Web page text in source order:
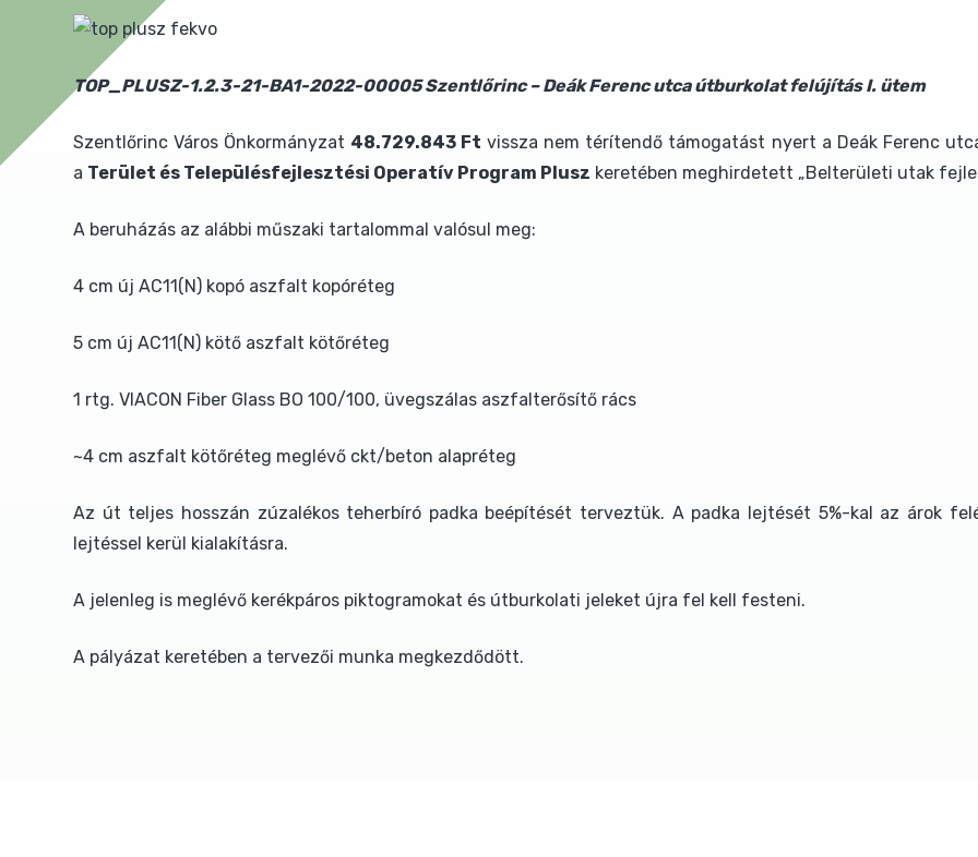
TOP_PLUSZ-1.2.3-21-BA1-2022-00005 Szentlőrinc – Deák Ferenc utca útburkolat felújítás I. ütem
Szentlőrinc Város Önkormányzat 48.729.843 Ft vissza nem térítendő támogatást nyert a Deák Ferenc
a Terület és Településfejlesztési Operatív Program Plusz keretében meghirdetett „Belterületi utak
A beruházás az alábbi műszaki tartalommal valósul meg:
4 cm új AC11(N) kopó aszfalt kopóréteg
5 cm új AC11(N) kötő aszfalt kötőréteg
1 rtg. VIACON Fiber Glass BO 100/100, üvegszálas aszfalterősítő rács
~4 cm aszfalt kötőréteg meglévő ckt/beton alapréteg
Az út teljes hosszán zúzalékos teherbíró padka beépítését terveztük. A padka lejtését 5%-kal az árok
lejtéssel kerül kialakításra.
A jelenleg is meglévő kerékpáros piktogramokat és útburkolati jeleket újra fel kell festeni.
A pályázat keretében a tervezői munka megkezdődött.